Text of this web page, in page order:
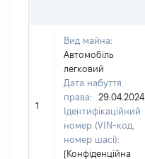
1
Вид майна:
Автомобіль
легковий
Дата набуття
права:
29.04.2024
Ідентифікаційний
номер (VIN-код,
номер шасі):
[Конфіденційна